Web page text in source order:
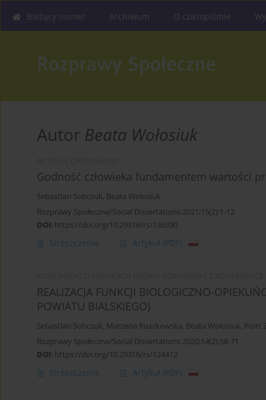
Bieżący numer Archiwum O czasopiśmie
Autor Beata Wołosiuk
Godność człowieka fundamentem wartości
Sebastian Sobczuk, Beata Wołosiuk
Rozprawy Społeczne/Social Dissertations 2021;15(2):1-12
DOI: https://doi.org/10.29316/rs/136390
Streszczenie Artykuł (PDF)
REALIZACJA FUNKCJI BIOLOGICZNO-
POWIATU BIALSKIEGO)
Sebastian Sobczuk, Marzena Ruszkowska, Beata Wołosiuk, Piotr
Rozprawy Społeczne/Social Dissertations 2020;14(2):58-71
DOI: https://doi.org/10.29316/rs/124412
Streszczenie Artykuł (PDF)